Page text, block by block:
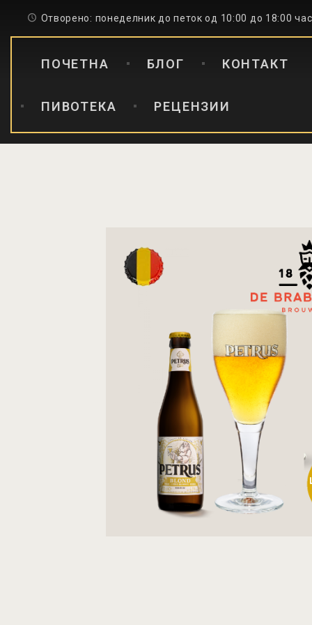
Отворено: понеделник до петок од 10:00 до 18:00
ПОЧЕТНА БЛОГ КОНТАКТ
ПИВОТЕКА РЕЦЕНЗИИ